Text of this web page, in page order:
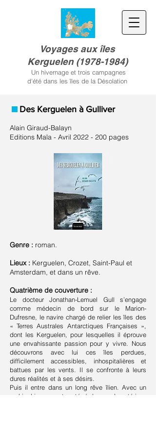
Voyages aux îles
Kerguelen (1978-1984)
Un hivernage et trois campagnes
d'été dans les îles de la Désolation
Des Kerguelen à Gulliver
Alain Giraud-Balayn
Editions Maïa - Avril 2022 - 200 pages
Genre : roman.
Lieux : Kerguelen, Crozet, Saint-Paul et
Amsterdam, et dans un rêve.
Quatrième de couverture :
Le docteur Jonathan-Lemuel Gull s’engage
comme médecin de bord sur le Marion-
Dufresne, le navire chargé de relier les îles des
« Terres Australes Antarctiques Françaises »,
dont les Kerguelen, pour lesquelles il éprouve
une envahissante passion pour y vivre. Nous
découvrons avec lui ces îles perdues,
difficilement accessibles, inhospitalières et
battues par les vents. Il se confronte à leurs
dures réalités et à ses désirs.
Puis il entre dans un long rêve îlien. Avec un
archipel inconnu et protégé du monde extérieur,